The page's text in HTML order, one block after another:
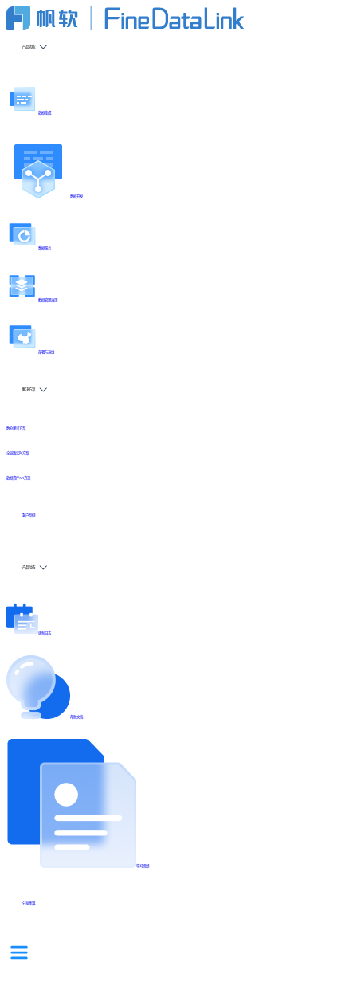
产品功能
数据集成
数据开发
数据服务
数据管理治理
部署与运维
解决方案
数仓建设方案
全链路实时方案
数据资产API方案
客户案例
产品动态
更新日志
帮助文档
学习视频
分享集锦